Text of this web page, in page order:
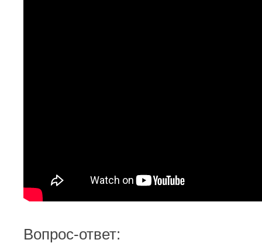
Вопрос-ответ: